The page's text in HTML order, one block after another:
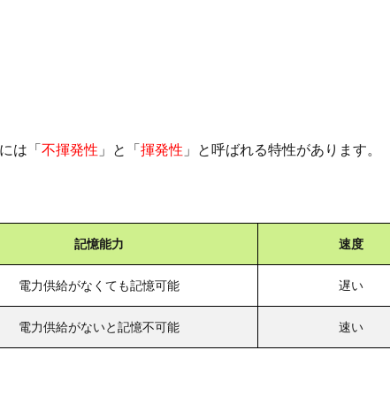
は「不揮発性 」と「揮発性 」と呼ばれる特性があります。
記憶能力 速度
電力供給がなくても記憶可能 遅い
電力供給がないと記憶不可能 速い